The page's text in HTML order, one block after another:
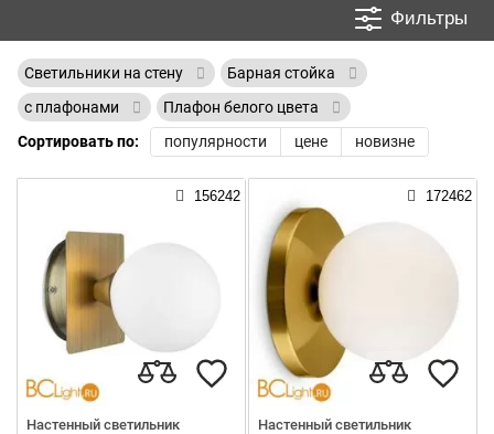
Фильтры
Светильники на стену
Барная стойка
с плафонами
Плафон белого цвета
Сортировать по:
популярности цене новизне
156242
Настенный светильник
172462
Настенный светильник